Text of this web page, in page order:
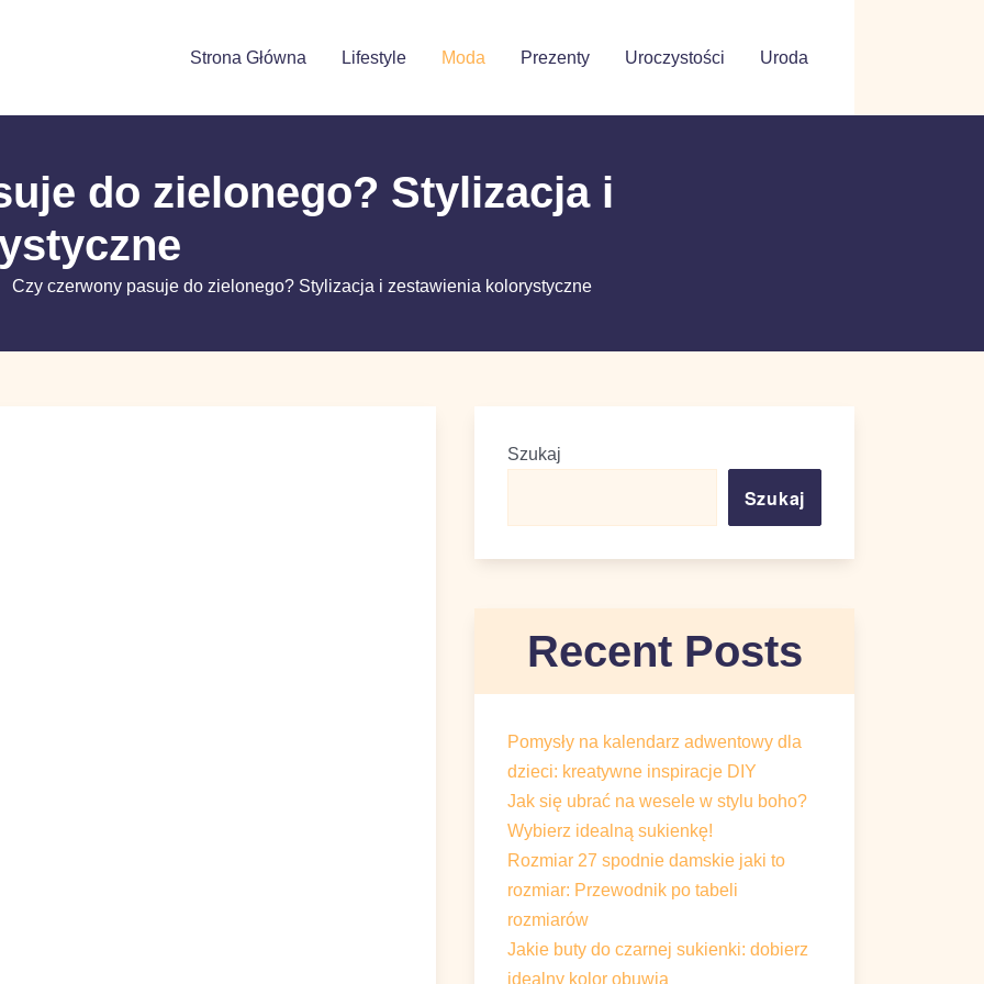
Strona Główna Lifestyle Moda Prezenty Uroczystości Uroda
do zielonego? Stylizacja i
czerwony pasuje do zielonego? Stylizacja i zestawienia kolorystyczne
Szukaj
Szukaj
Recent Posts
Pomysły na kalendarz adwentowy
dla dzieci: kreatywne inspiracje DIY
Jak się ubrać na wesele w stylu
boho? Wybierz idealną sukienkę!
Rozmiar 27 spodnie damskie jaki to
rozmiar: Przewodnik po tabeli
rozmiarów
Jakie buty do czarnej sukienki:
dobierz idealny kolor obuwia